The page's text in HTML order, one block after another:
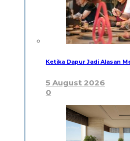
Ketika Dapur Jadi Alasan
5 August 2026
0